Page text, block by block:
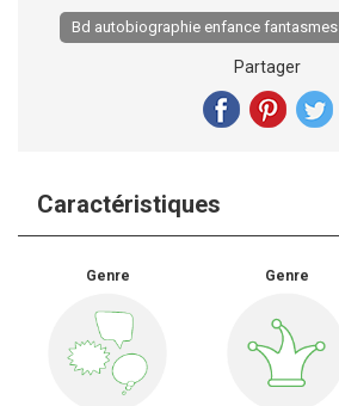
Bd autobiographie enfance fantasmes
Partager
Caractéristiques
Genre Genre